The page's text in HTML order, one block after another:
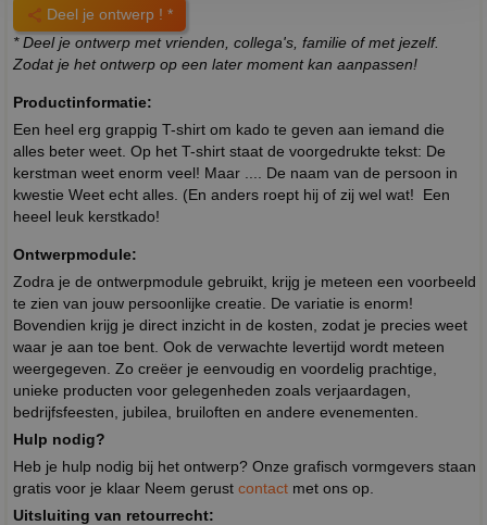
Deel je ontwerp ! *
* Deel je ontwerp met vrienden, collega's, familie of met jezelf.
Zodat je het ontwerp op een later moment kan aanpassen!
Productinformatie:
Een heel erg grappig T-shirt om kado te geven aan iemand die
alles beter weet. Op het T-shirt staat de voorgedrukte tekst: De
kerstman weet enorm veel! Maar .... De naam van de persoon in
kwestie Weet echt alles. (En anders roept hij of zij wel wat! Een
heeel leuk kerstkado!
Ontwerpmodule:
Zodra je de ontwerpmodule gebruikt, krijg je meteen een voorbeeld
te zien van jouw persoonlijke creatie. De variatie is enorm!
Bovendien krijg je direct inzicht in de kosten, zodat je precies weet
waar je aan toe bent. Ook de verwachte levertijd wordt meteen
weergegeven. Zo creëer je eenvoudig en voordelig prachtige,
unieke producten voor gelegenheden zoals verjaardagen,
bedrijfsfeesten, jubilea, bruiloften en andere evenementen.
Hulp nodig?
Heb je hulp nodig bij het ontwerp? Onze grafisch vormgevers staan
gratis voor je klaar Neem gerust contact met ons op.
Uitsluiting van retourrecht: